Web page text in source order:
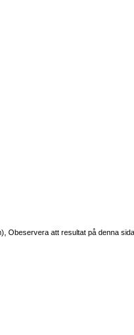
Obeservera att resultat på denna